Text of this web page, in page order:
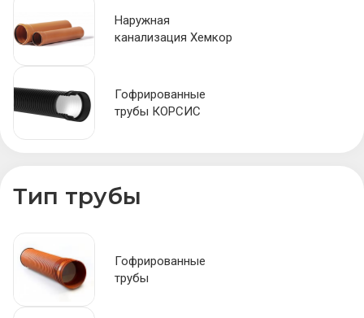
Наружная
канализация Хемкор
Гофрированные
трубы КОРСИС
Тип трубы
Гофрированные
трубы